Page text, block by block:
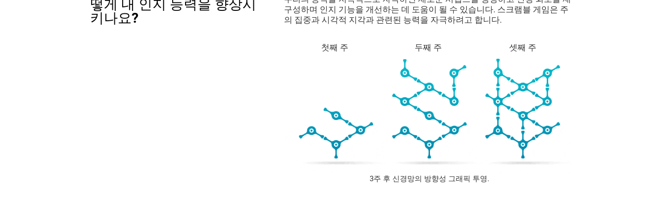
떻게 내 인지 능력을 향상시
키나요?
구성하며 인지 기능을 개선하는 데 도움이 될 수 있습니다. 스크램블 게임은 주
의 집중과 시각적 지각과 관련된 능력을 자극하려고 합니다.
첫째 주 두째 주 셋째 주
3주 후 신경망의 방향성 그래픽 투영.